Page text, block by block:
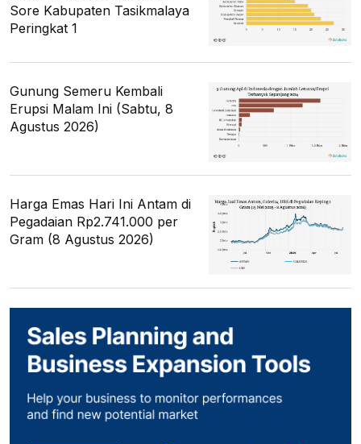
Sore Kabupaten Tasikmalaya
Peringkat 1
Gunung Semeru Kembali
Erupsi Malam Ini (Sabtu, 8
Agustus 2026)
Harga Emas Hari Ini Antam di
Pegadaian Rp2.741.000 per
Gram (8 Agustus 2026)